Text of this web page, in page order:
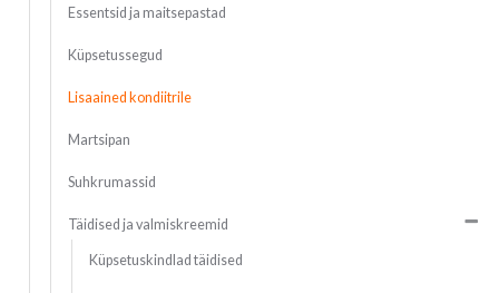
Essentsid ja maitsepastad
Küpsetussegud
Lisaained kondiitrile
Martsipan
Suhkrumassid
Täidised ja valmiskreemid
Küpsetuskindlad täidised